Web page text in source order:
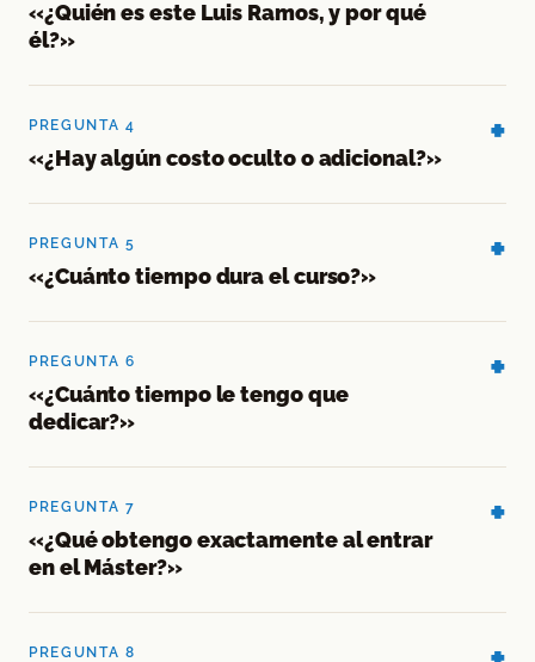
«¿Quién es este Luis Ramos, y por qué
él?»
PREGUNTA 4
«¿Hay algún costo oculto o adicional?»
PREGUNTA 5
«¿Cuánto tiempo dura el curso?»
PREGUNTA 6
«¿Cuánto tiempo le tengo que
dedicar?»
PREGUNTA 7
«¿Qué obtengo exactamente al entrar
en el Máster?»
PREGUNTA 8